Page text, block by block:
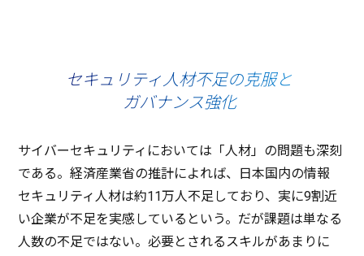
セキュリティ人材不足の克服と
ガバナンス強化
サイバーセキュリティ においては「人材」の問題も深刻
である。経済産業省の推計によれば、 日本国内の情報
セキュリティ 人材は約11万人不足 しており、実に9割近
い企業が不足を実感しているという。だが課題は単なる
人数の不足ではない。必要とされるスキルがあまりに